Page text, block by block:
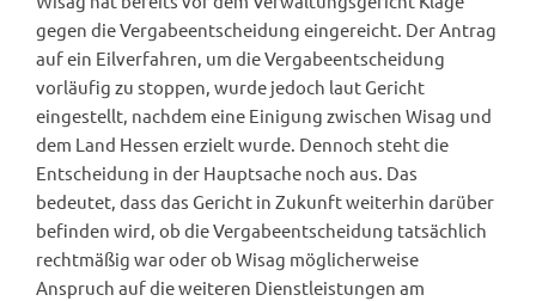
gegen die Vergabeentscheidung eingereicht. Der Antrag
auf ein Eilverfahren, um die Vergabeentscheidung
vorläufig zu stoppen, wurde jedoch laut Gericht
eingestellt, nachdem eine Einigung zwischen Wisag und
dem Land Hessen erzielt wurde. Dennoch steht die
Entscheidung in der Hauptsache noch aus. Das
bedeutet, dass das Gericht in Zukunft weiterhin darüber
befinden wird, ob die Vergabeentscheidung tatsächlich
rechtmäßig war oder ob Wisag möglicherweise
Anspruch auf die weiteren Dienstleistungen am